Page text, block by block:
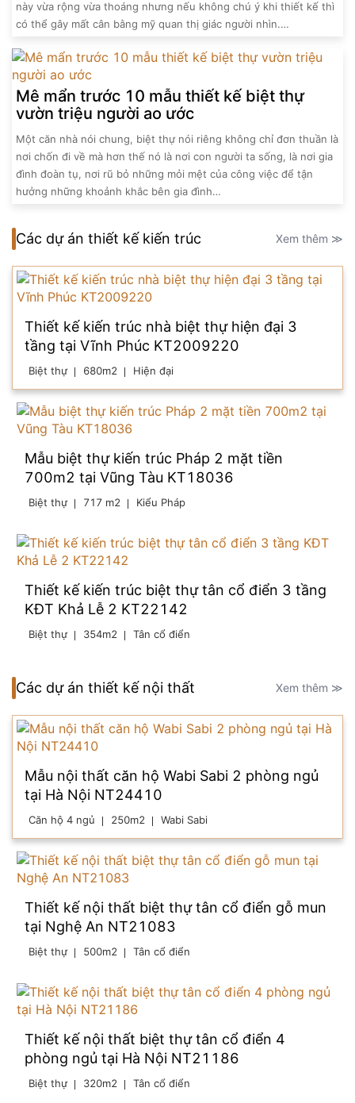
này vừa rộng vừa thoáng nhưng nếu không chú ý khi thiết kế thì
có thể gây mất cân bằng mỹ quan thị giác người nhìn.…
Mê mẩn trước 10 mẫu thiết kế biệt thự
vườn triệu người ao ước
Một căn nhà nói chung, biệt thự nói riêng không chỉ đơn thuần là
nơi chốn đi về mà hơn thế nó là nơi con người ta sống, là nơi gia
đình đoàn tụ, nơi rũ bỏ những mỏi mệt của công việc để tận
hưởng những khoảnh khắc bên gia đình…
Các dự án thiết kế kiến trúc Xem thêm ≫
Thiết kế kiến trúc nhà biệt thự hiện đại 3
tầng tại Vĩnh Phúc KT2009220
Biệt thự 680m2 Hiện đại
Mẫu biệt thự kiến trúc Pháp 2 mặt tiền
700m2 tại Vũng Tàu KT18036
Biệt thự 717 m2 Kiểu Pháp
Thiết kế kiến trúc biệt thự tân cổ điển 3 tầng
KĐT Khả Lễ 2 KT22142
Biệt thự 354m2 Tân cổ điển
Các dự án thiết kế nội thất Xem thêm ≫
Mẫu nội thất căn hộ Wabi Sabi 2 phòng ngủ
tại Hà Nội NT24410
Căn hộ 4 ngủ 250m2 Wabi Sabi
Thiết kế nội thất biệt thự tân cổ điển gỗ mun
tại Nghệ An NT21083
Biệt thự 500m2 Tân cổ điển
Thiết kế nội thất biệt thự tân cổ điển 4
phòng ngủ tại Hà Nội NT21186
Biệt thự 320m2 Tân cổ điển